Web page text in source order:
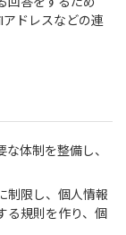
ドレスなどの連
体制を整備し、
制限し、個人情報
る規則を作り、個